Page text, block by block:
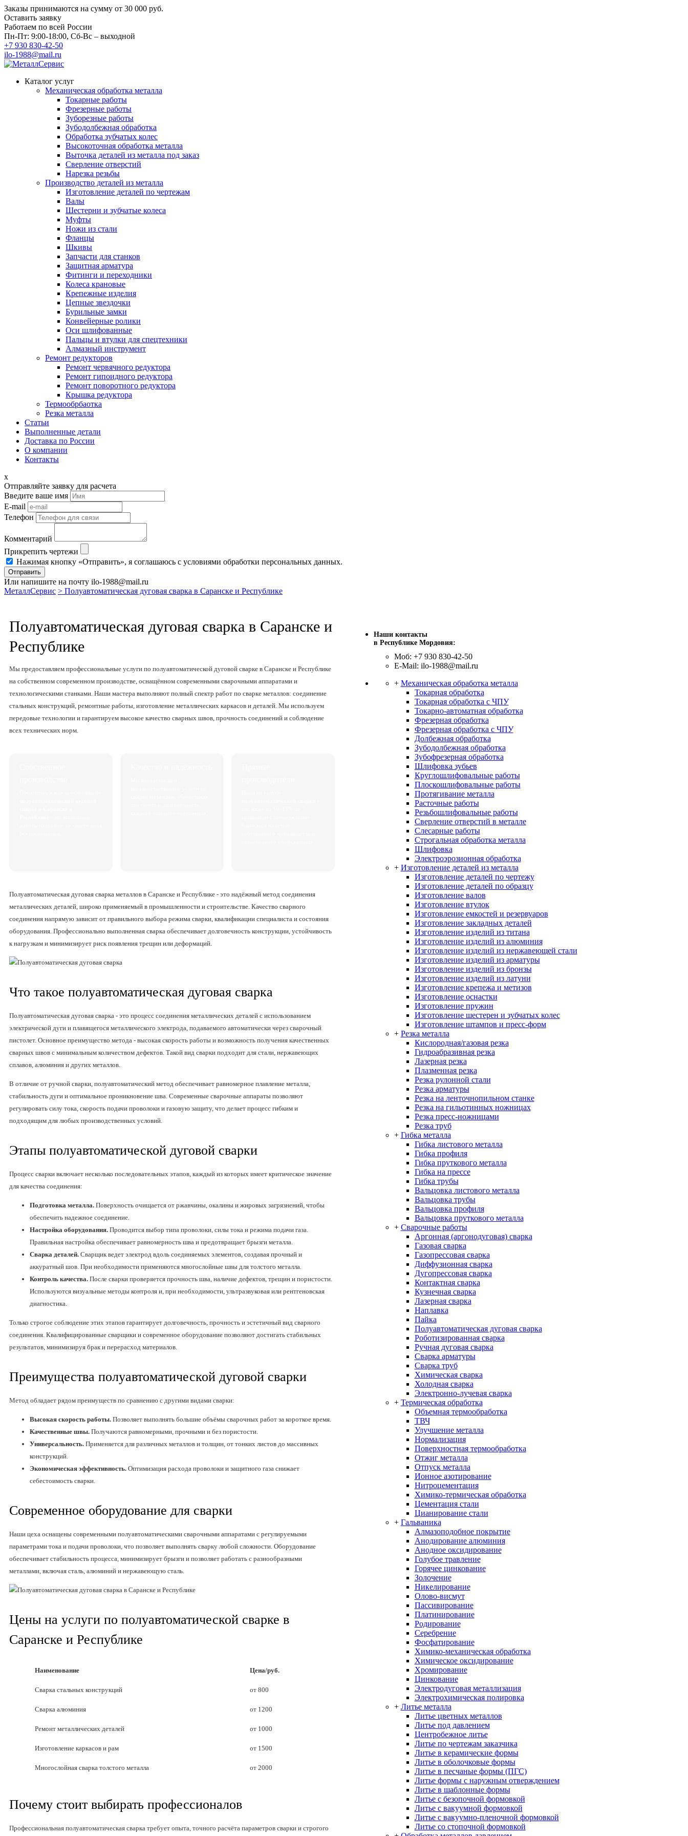
Заказы принимаются на сумму от 30 000 руб.
Оставить заявку
Работаем по всей России
Пн-Пт: 9:00-18:00, Сб-Вс – выходной
+7 930 830-42-50
ilo-1988@mail.ru
Каталог услуг
Механическая обработка металла
Токарные работы
Фрезерные работы
Зуборезные работы
Зубодолбежная обработка
Обработка зубчатых колес
Высокоточная обработка металла
Выточка деталей из металла под заказ
Сверление отверстий
Нарезка резьбы
Производство деталей из металла
Изготовление деталей по чертежам
Валы
Шестерни и зубчатые колеса
Муфты
Ножи из стали
Фланцы
Шкивы
Запчасти для станков
Защитная арматура
Фитинги и переходники
Колеса крановые
Крепежные изделия
Цепные звездочки
Бурильные замки
Конвейерные ролики
Оси шлифованные
Пальцы и втулки для спецтехники
Алмазный инструмент
Ремонт редукторов
Ремонт червячного редуктора
Ремонт гипоидного редуктора
Ремонт поворотного редуктора
Крышка редуктора
Термообрбаотка
Резка металла
Статьи
Выполненные детали
Доставка по России
О компании
Контакты
x
Отправляйте заявку для расчета
Введите ваше имя
E-mail
Телефон
Комментарий
Прикрепить чертежи
Нажимая кнопку «Отправить», я соглашаюсь с условиями обработки персональных данных.
Отправить
Или напишите на почту ilo-1988@mail.ru
МеталлСервис > Полуавтоматическая дуговая сварка в Саранске и Республике
Полуавтоматическая дуговая сварка в Саранске и
Республике
Мы предоставляем профессиональные услуги по полуавтоматической дуговой сварке в Саранске и Республике
на собственном современном производстве, оснащённом современными сварочными аппаратами и
технологическими станками. Наши мастера выполняют полный спектр работ по сварке металлов: соединение
стальных конструкций, ремонтные работы, изготовление металлических каркасов и деталей. Мы используем
передовые технологии и гарантируем высокое качество сварных швов, прочность соединений и соблюдение
всех технических норм.
Полуавтоматическая дуговая сварка металлов в Саранске и Республике - это надёжный метод соединения
металлических деталей, широко применяемый в промышленности и строительстве. Качество сварного
соединения напрямую зависит от правильного выбора режима сварки, квалификации специалиста и состояния
оборудования. Профессионально выполненная сварка обеспечивает долговечность конструкции, устойчивость
к нагрузкам и минимизирует риск появления трещин или деформаций.
Что такое полуавтоматическая дуговая сварка
Полуавтоматическая дуговая сварка - это процесс соединения металлических деталей с использованием
электрической дуги и плавящегося металлического электрода, подаваемого автоматически через сварочный
пистолет. Основное преимущество метода - высокая скорость работы и возможность получения качественных
сварных швов с минимальным количеством дефектов. Такой вид сварки подходит для стали, нержавеющих
сплавов, алюминия и других металлов.
В отличие от ручной сварки, полуавтоматический метод обеспечивает равномерное плавление металла,
стабильность дуги и оптимальное проникновение шва. Современные сварочные аппараты позволяют
регулировать силу тока, скорость подачи проволоки и газовую защиту, что делает процесс гибким и
подходящим для любых производственных условий.
Этапы полуавтоматической дуговой сварки
Процесс сварки включает несколько последовательных этапов, каждый из которых имеет критическое значение
для качества соединения:
Подготовка металла. Поверхность очищается от ржавчины, окалины и жировых загрязнений, чтобы
обеспечить надежное соединение.
Настройка оборудования. Проводится выбор типа проволоки, силы тока и режима подачи газа.
Правильная настройка обеспечивает равномерность шва и предотвращает брызги металла.
Сварка деталей. Сварщик ведет электрод вдоль соединяемых элементов, создавая прочный и
аккуратный шов. При необходимости применяются многослойные швы для толстого металла.
Контроль качества. После сварки проверяется прочность шва, наличие дефектов, трещин и пористости.
Используются визуальные методы контроля и, при необходимости, ультразвуковая или рентгеновская
диагностика.
Только строгое соблюдение этих этапов гарантирует долговечность, прочность и эстетичный вид сварного
соединения. Квалифицированные сварщики и современное оборудование позволяют достигать стабильных
результатов, минимизируя брак и перерасход материалов.
Преимущества полуавтоматической дуговой сварки
Метод обладает рядом преимуществ по сравнению с другими видами сварки:
Высокая скорость работы. Позволяет выполнять большие объёмы сварочных работ за короткое время.
Качественные швы. Получаются равномерными, прочными и без пористости.
Универсальность. Применяется для различных металлов и толщин, от тонких листов до массивных
конструкций.
Экономическая эффективность. Оптимизация расхода проволоки и защитного газа снижает
себестоимость сварки.
Современное оборудование для сварки
Наши цеха оснащены современными полуавтоматическими сварочными аппаратами с регулируемыми
параметрами тока и подачи проволоки, что позволяет выполнять сварку любой сложности. Оборудование
обеспечивает стабильность процесса, минимизирует брызги и позволяет работать с разнообразными
металлами, включая сталь, алюминий и нержавеющую сталь.
Цены на услуги по полуавтоматической сварке в
Саранске и Республике
Наименование Цена/руб.
Сварка стальных конструкций от 800
Сварка алюминия от 1200
Ремонт металлических деталей от 1000
Изготовление каркасов и рам от 1500
Многослойная сварка толстого металла от 2000
Почему стоит выбирать профессионалов
Профессиональная полуавтоматическая сварка требует опыта, точного расчёта параметров сварки и строгого
Наши контакты
в Республике Мордовия:
Моб: +7 930 830-42-50
E-Mail: ilo-1988@mail.ru
+ Механическая обработка металла
Токарная обработка
Токарная обработка с ЧПУ
Токарно-автоматная обработка
Фрезерная обработка
Фрезерная обработка c ЧПУ
Долбежная обработка
Зубодолбежная обработка
Зубофрезерная обработка
Шлифовка зубьев
Круглошлифовальные работы
Плоскошлифовальные работы
Протягивание металла
Расточные работы
Резьбошлифовальные работы
Сверление отверстий в металле
Слесарные работы
Строгальная обработка металла
Шлифовка
Электроэрозионная обработка
+ Изготовление деталей из металла
Изготовление деталей по чертежу
Изготовление деталей по образцу
Изготовление валов
Изготовление втулок
Изготовление емкостей и резервуаров
Изготовление закладных деталей
Изготовление изделий из титана
Изготовление изделий из алюминия
Изготовление изделий из нержавеющей стали
Изготовление изделий из арматуры
Изготовление изделий из бронзы
Изготовление изделий из латуни
Изготовление крепежа и метизов
Изготовление оснастки
Изготовление пружин
Изготовление шестерен и зубчатых колес
Изготовление штампов и пресс-форм
+ Резка металла
Кислородная/газовая резка
Гидроабразивная резка
Лазерная резка
Плазменная резка
Резка рулонной стали
Резка арматуры
Резка на ленточнопильном станке
Резка на гильотинных ножницах
Резка пресс-ножницами
Резка труб
+ Гибка металла
Гибка листового металла
Гибка профиля
Гибка пруткового металла
Гибка на прессе
Гибка трубы
Вальцовка листового металла
Вальцовка трубы
Вальцовка профиля
Вальцовка пруткового металла
+ Сварочные работы
Аргонная (аргонодуговая) сварка
Газовая сварка
Газопрессовая сварка
Диффузионная сварка
Дугопрессовая сварка
Контактная сварка
Кузнечная сварка
Лазерная сварка
Наплавка
Пайка
Полуавтоматическая дуговая сварка
Роботизированная сварка
Ручная дуговая сварка
Сварка арматуры
Сварка труб
Химическая сварка
Холодная сварка
Электронно-лучевая сварка
+ Термическая обработка
Объемная термообработка
ТВЧ
Улучшение металла
Нормализация
Поверхностная термообработка
Отжиг металла
Отпуск металла
Ионное азотирование
Нитроцементация
Химико-термическая обработка
Цементация стали
Цианирование стали
+ Гальваника
Алмазоподобное покрытие
Анодирование алюминия
Анодное оксидирование
Голубое травление
Горячее цинкование
Золочение
Никелирование
Олово-висмут
Пассивирование
Платинирование
Родирование
Серебрение
Фосфатирование
Химико-механическая обработка
Химическое оксидирование
Хромирование
Цинкование
Электродуговая металлизация
Электрохимическая полировка
+ Литье металла
Литье цветных металлов
Литье под давлением
Центробежное литье
Литье по чертежам заказчика
Литье в керамические формы
Литье в оболочковые формы
Литье в песчаные формы (ПГС)
Литье формы с наружным отверждением
Литье в шаблонные формы
Литье с безопочной формовкой
Литье с вакуумной формовкой
Литье с вакуумно-пленочной формовкой
Литье со стопочной формовкой